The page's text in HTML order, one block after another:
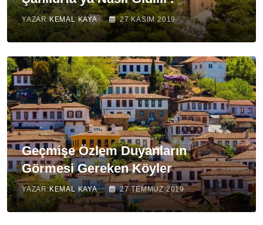
YAZAR:KEMAL KAYA 27 KASIM 2019
Geçmişe Özlem Duyanların
Görmesi Gereken Köyler
YAZAR:KEMAL KAYA 27 TEMMUZ 2019